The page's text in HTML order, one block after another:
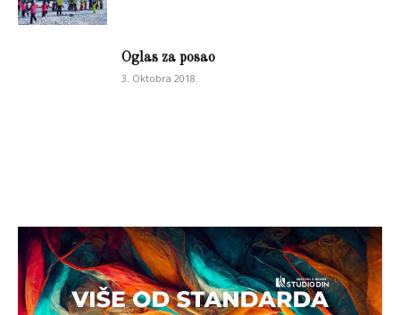
Oglas za posao
3. Oktobra 2018.